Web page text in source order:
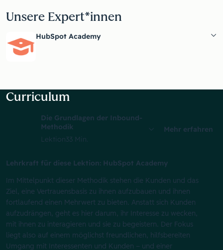
Unsere Expert*innen
HubSpot Academy
Curriculum
Die Grundlagen der Inbound-
Methodik
Lektion33 Min.
Mehr erfahren
Lehrkraft für diese Lektion: HubSpot Academy
Im Mittelpunkt dieser Methodik stehen die Kunden und das
Ziel, eine Vertrauensbasis zu ihnen aufzubauen und ihnen
fortlaufend einen Mehrwert zu bieten. Anstatt sich Kunden
aufzudrängen, geht es hier darum, ihr Interesse zu wecken,
mit ihnen zu interagieren und sie zu begeistern. Der Fokus
liegt also auf einem möglichst freundlichen, hilfsbereiten
Umgang mit Interessenten und Kunden – und einer